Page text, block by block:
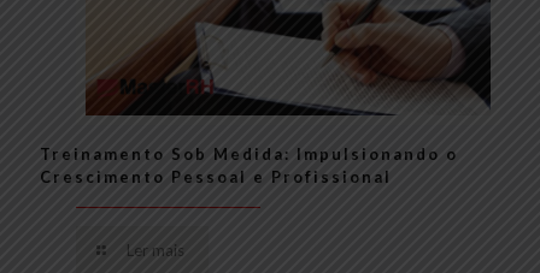
Treinamento Sob Medida: Impulsionando o
Crescimento Pessoal e Profissional
Ler mais